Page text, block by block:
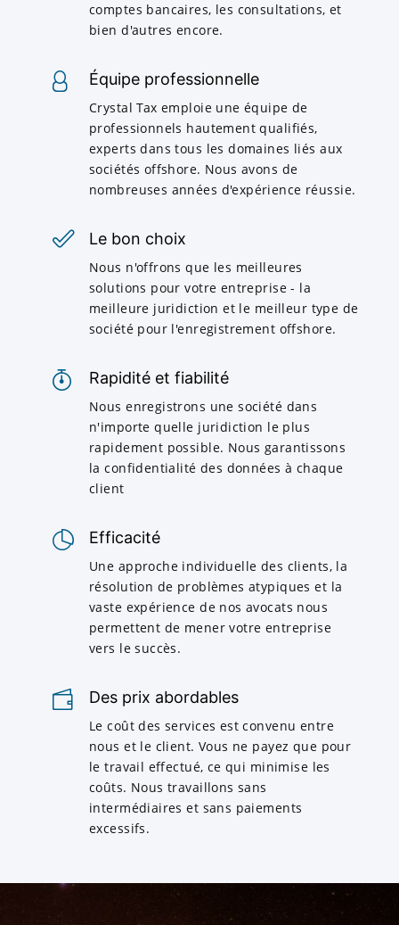
comptes bancaires, les consultations, et
bien d'autres encore.
Équipe professionnelle
Crystal Tax emploie une équipe de
professionnels hautement qualifiés,
experts dans tous les domaines liés aux
sociétés offshore. Nous avons de
nombreuses années d'expérience réussie.
Le bon choix
Nous n'offrons que les meilleures
solutions pour votre entreprise - la
meilleure juridiction et le meilleur type de
société pour l'enregistrement offshore.
Rapidité et fiabilité
Nous enregistrons une société dans
n'importe quelle juridiction le plus
rapidement possible. Nous garantissons
la confidentialité des données à chaque
client
Efficacité
Une approche individuelle des clients, la
résolution de problèmes atypiques et la
vaste expérience de nos avocats nous
permettent de mener votre entreprise
vers le succès.
Des prix abordables
Le coût des services est convenu entre
nous et le client. Vous ne payez que pour
le travail effectué, ce qui minimise les
coûts. Nous travaillons sans
intermédiaires et sans paiements
excessifs.